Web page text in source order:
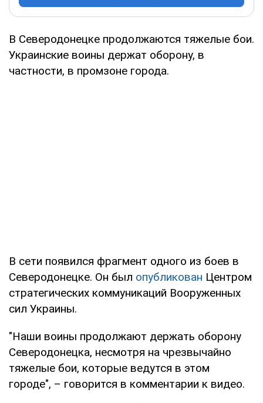
В Северодонецке продолжаются тяжелые бои.
Украинские воины держат оборону, в
частности, в промзоне города.
В сети появился фрагмент одного из боев в
Северодонецке. Он был опубликован Центром
стратегических коммуникаций Вооруженных
сил Украины.
"Наши воины продолжают держать оборону
Северодонецка, несмотря на чрезвычайно
тяжелые бои, которые ведутся в этом
городе", – говорится в комментарии к видео.